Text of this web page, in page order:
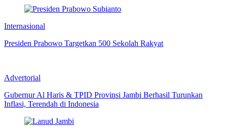
Internasional
Presiden Prabowo Targetkan 500 Sekolah Rakyat
Advertorial
Gubernur Al Haris & TPID Provinsi Jambi Berhasil Turunkan
Inflasi, Terendah di Indonesia